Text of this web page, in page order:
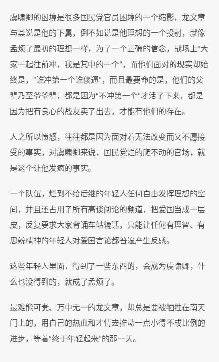
虞啸卿的困境是很多国民党官员困境的一个缩影，龙文章
与其说是他的下属，倒不如说是他理想的一个投射，就像
孟烦了最初的理想一样，为了一个正确的信念，战场上“大
家一起往前冲，我是其中的一个”，而他们面对的现实却始
终是，“谁冲第一个谁傻逼”，而且最要命的是，他们的父
辈乃至爷爷辈，都是因为“不冲第一个”才活了下来，都是
因为把有良心的战友卖了出去，才能有他们的存在。
人之所以愤怒，往往都是因为面对着无法改变而又不愿接
受的事实，对虞啸卿来说，国民党烂的爬不动的官场，就
是这个让他发疯的事实。
一个队伍，烂到不给后继的年轻人任何自由发挥理想的空
间，并且还占用了所有高谈阔论的频道，把爱国当成一层
皮，反复要求大家背诵车轱辘话，只能让任何有理智、有
思辨精神的年轻人对爱国言论都普遍产生反感。
这些年轻人里面，得到了一些东西的，会成为虞啸卿，什
么也没得到的，就成了孟烦了。
最难能可贵、万中无一的龙文章，却总是要被牺牲在南天
门上的，用自己的热血和才情去推动一点小得不成比例的
进步，等着“终于年轻起来”的那一天。